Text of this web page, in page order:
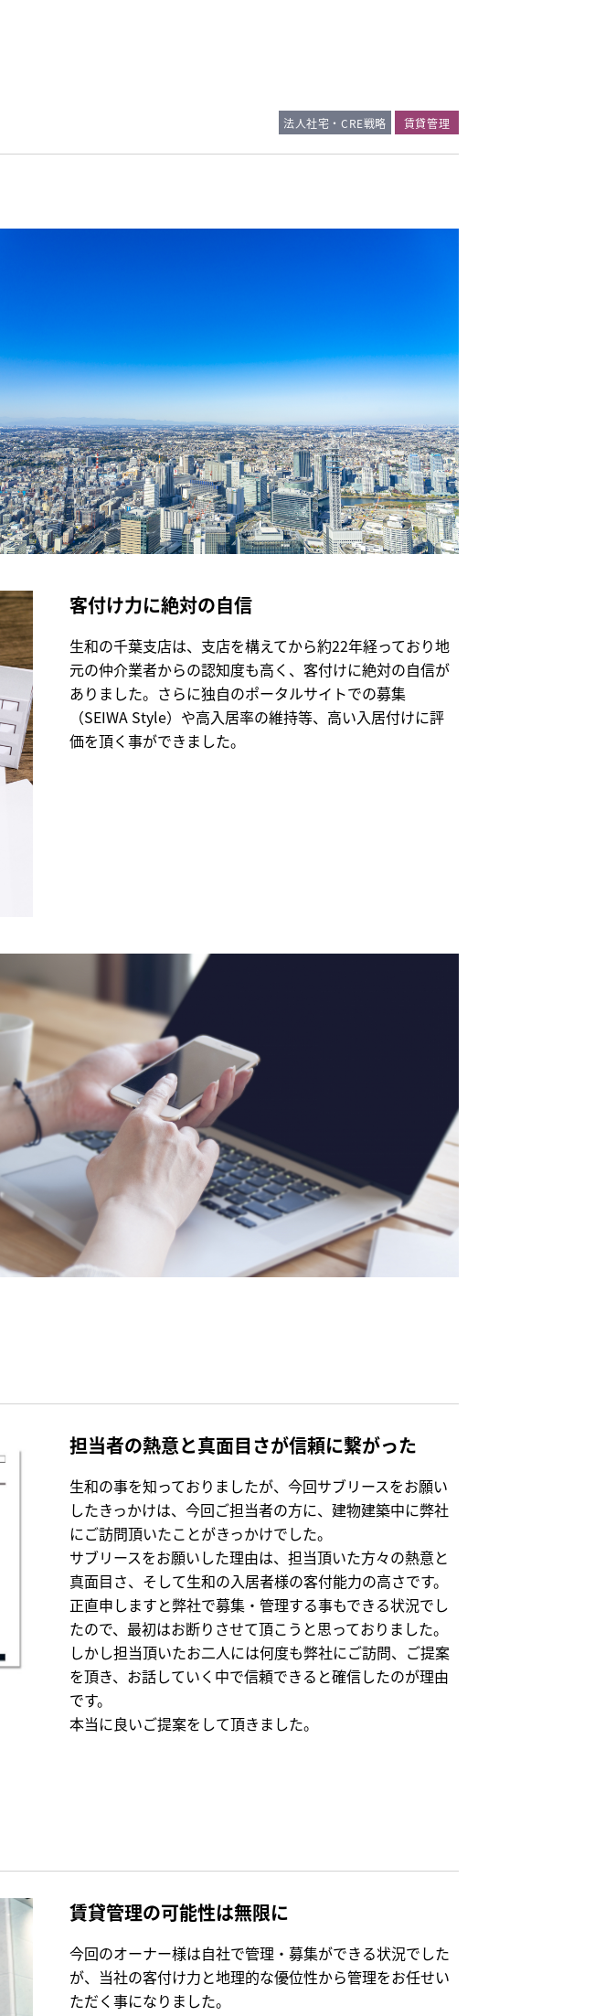
法人社宅・CRE戦略 賃貸管理
客付け力に絶対の自信
生和の千葉支店は、支店を構えてから約22年経っており地
元の仲介業者からの認知度も高く、客付けに絶対の自信が
ありました。さらに独自のポータルサイトでの募集
（SEIWA Style）や高入居率の維持等、高い入居付けに評
価を頂く事ができました。
担当者の熱意と真面目さが信頼に繋がった
生和の事を知っておりましたが、今回サブリースをお願い
したきっかけは、今回ご担当者の方に、建物建築中に弊社
にご訪問頂いたことがきっかけでした。
サブリースをお願いした理由は、担当頂いた方々の熱意と
真面目さ、そして生和の入居者様の客付能力の高さです。
正直申しますと弊社で募集・管理する事もできる状況でし
たので、最初はお断りさせて頂こうと思っておりました。
しかし担当頂いたお二人には何度も弊社にご訪問、ご提案
を頂き、お話していく中で信頼できると確信したのが理由
です。
本当に良いご提案をして頂きました。
賃貸管理の可能性は無限に
今回のオーナー様は自社で管理・募集ができる状況でした
が、当社の客付け力と地理的な優位性から管理をお任せい
ただく事になりました。